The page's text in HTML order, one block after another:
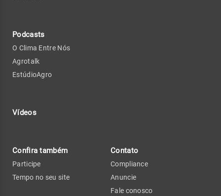
Podcasts
O Clima Entre Nós
Agrotalk
EstúdioAgro
Vídeos
Confira também
Participe
Tempo no seu site
Contato
Compliance
Anuncie
Fale conosco